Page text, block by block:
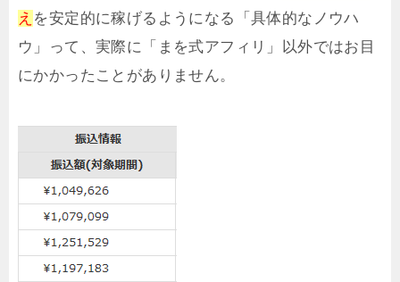
え を安定的に稼げるようになる「具体的なノウハ
ウ」って、実際に「まを式アフィリ」以外ではお目
にかかったことがありません。